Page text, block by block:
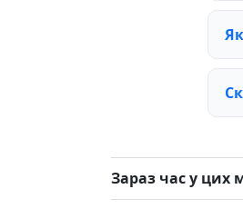
Зараз час у цих